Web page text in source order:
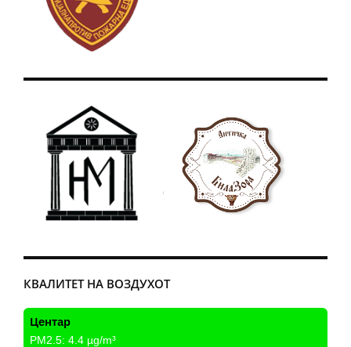
КВАЛИТЕТ НА ВОЗДУХОТ
Центар
PM2.5: 4.4 µg/m³